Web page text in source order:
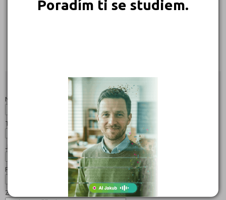
Poradím ti se studiem.
Studijní programy/obory
Nahoru
Název:
Typ:
Jazyk:
Forma:
Zaměření: